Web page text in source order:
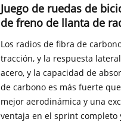
Juego de ruedas de
de freno de llanta de
Los radios de fibra de
tracción, y la respuesta
acero, y la capacidad de
de carbono es más fuerte
mejor aerodinámica y una
ventaja en el sprint completo